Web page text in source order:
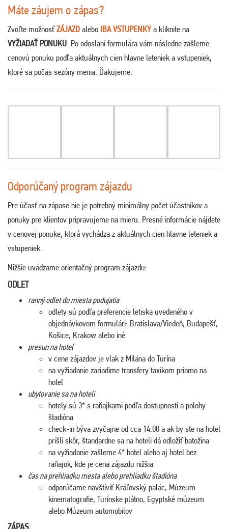
Máte záujem o zápas?
Zvoľte možnosťZÁJAZD alebo IBA VSTUPENKY a kliknite na
VYŽIADAŤ PONUKU. Po odoslaní formulára vám následne zašleme
cenovú ponuku podľa aktuálnych cien hlavne leteniek a vstupeniek,
ktoré sa počas sezóny menia. Ďakujeme.
Odporúčaný program zájazdu
Pre účasť na zápase nie je potrebný minimálny počet účastníkov a
ponuky pre klientov pripravujeme na mieru. Presné informácie nájdete
v cenovej ponuke, ktorá vychádza z aktuálnych cien hlavne leteniek a
vstupeniek.
Nižšie uvádzame orientačný program zájazdu:
ODLET
ranný odlet do miesta podujatia
odlety sú podľa preferencie letiska uvedeného v
objednávkovom formulári: Bratislava/Viedeň, Budapešť,
Košice, Krakow alebo iné
presun na hotel
v cene zájazdov je vlak z Milána do Turína
na vyžiadanie zariadime transfery taxíkom priamo na
hotel
ubytovanie sa na hoteli
hotely sú 3* s raňajkami podľa dostupnosti a polohy
štadióna
check-in býva zvyčajne od cca 14:00 a ak by ste na hotel
prišli skôr, štandardne sa na hoteli dá odložiť batožina
na vyžiadanie zašleme 4* hotel alebo aj hotel bez
raňajok, kde je cena zájazdu nižšia
čas na prehliadku mesta alebo prehliadku štadióna
odporúčame navštíviť Kráľovský palác, Múzeum
kinematografie, Turínske plátno, Egyptské múzeum
alebo Múzeum automobilov
ZÁPAS